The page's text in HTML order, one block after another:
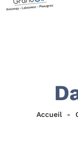
Accueil